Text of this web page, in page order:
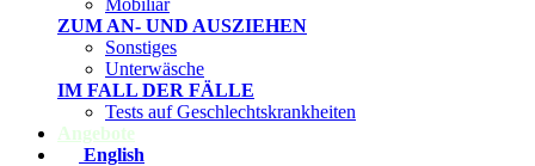
Mobiliar
ZUM AN- UND AUSZIEHEN
Sonstiges
Unterwäsche
IM FALL DER FÄLLE
Tests auf Geschlechtskrankheiten
Angebote
English